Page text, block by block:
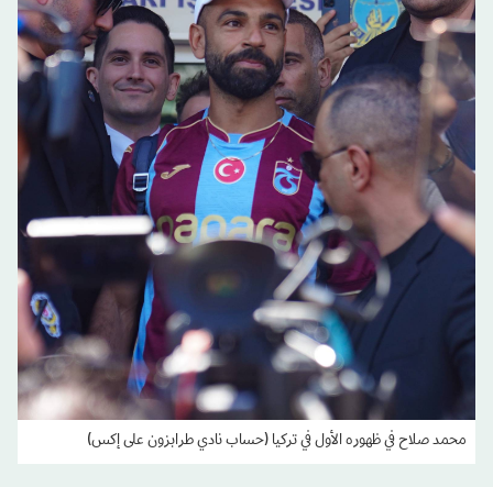
محمد صلاح في ظهوره الأول في تركيا (حساب نادي طرابزون على إكس)